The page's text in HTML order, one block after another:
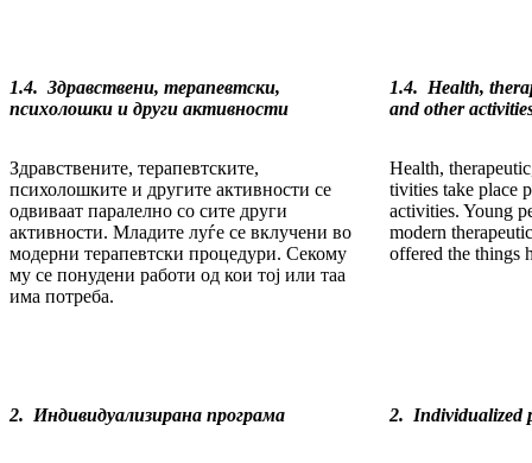
1.4. Здравствени, терапевтски,
психолошки и други активности
1.4. Health,
and other
Здравствените, терапевтските,
психолошките и другите активности се
одвиваат паралелно со си­те други
активности. Младите луѓе се вклу­че­ни во
модерни терапевтски процедури. Секому
му се понудени работи од кои тој или таа
има потреба.
Health,
tivities take place
activities. Young
modern
offered the things
2. Индивидуализирана програма 2. Individualized